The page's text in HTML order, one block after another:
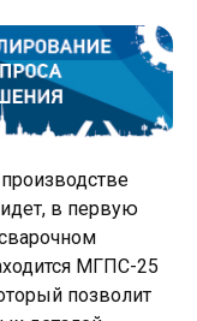
в первую
МГПС-25
позволит